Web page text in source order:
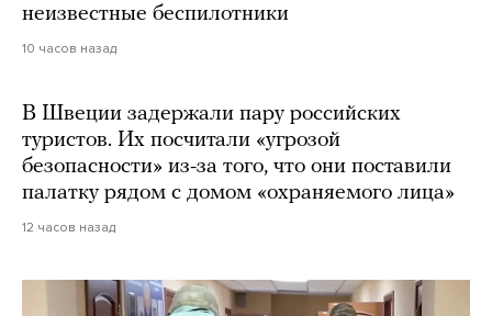
неизвестные беспилотники
10 часов назад
В Швеции задержали пару российских
туристов. Их посчитали «угрозой
безопасности» из-за того, что они поставили
палатку рядом с домом «охраняемого лица»
12 часов назад